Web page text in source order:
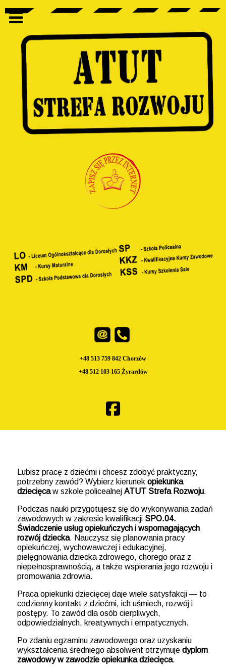
+48 513 759 842 Chorzów
+48 512 103 165 Żyrardów
Lubisz pracę z dziećmi i chcesz zdobyć praktyczny,
potrzebny zawód? Wybierz kierunek opiekunka
dziecięcaw szkole policealnej ATUT Strefa Rozwoju.
Podczas nauki przygotujesz się do wykonywania zadań
zawodowych w zakresie kwalifikacji SPO.04.
Świadczenie usług opiekuńczych i wspomagających
rozwój dziecka. Nauczysz się planowania pracy
opiekuńczej, wychowawczej i edukacyjnej,
pielęgnowania dziecka zdrowego, chorego oraz z
niepełnosprawnością, a także wspierania jego rozwoju i
promowania zdrowia.
Praca opiekunki dziecięcej daje wiele satysfakcji — to
codzienny kontakt z dziećmi, ich uśmiech, rozwój i
postępy. To zawód dla osób cierpliwych,
odpowiedzialnych, kreatywnych i empatycznych.
Po zdaniu egzaminu zawodowego oraz uzyskaniu
wykształcenia średniego absolwent otrzymuje dyplom
zawodowy w zawodzie opiekunka dziecięca.